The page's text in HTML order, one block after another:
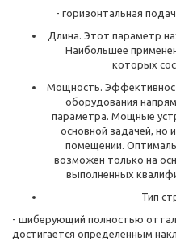
- горизонтальная
Длина. Этот параметр
Наибольшее
которых
Мощность.
оборудования
параметра. Мощные
основной задачей, но
помещении.
возможен только на
выполненных
Тип
- шиберующий полностью
достигается определенным